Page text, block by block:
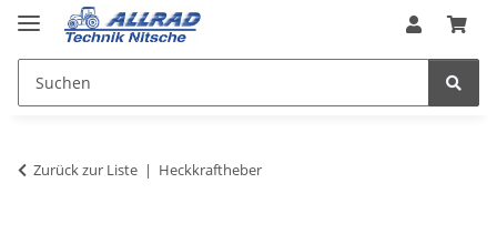
Zurück zur Liste Heckkraftheber